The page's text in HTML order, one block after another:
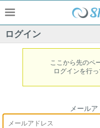
ログイン
ここから先のペ
ログインを行
メール